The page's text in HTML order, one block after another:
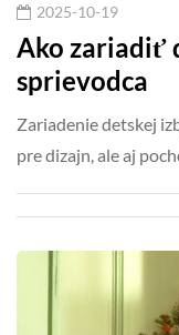
2025-10-19
Ako zariadiť
sprievodca
Zariadenie detskej
pre dizajn, ale aj